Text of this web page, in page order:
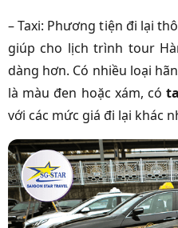
– Taxi: Phương tiện đi lại
giúp cho lịch trình tour
dàng hơn. Có nhiều loại
là màu đen hoặc xám, có
với các mức giá đi lại khác